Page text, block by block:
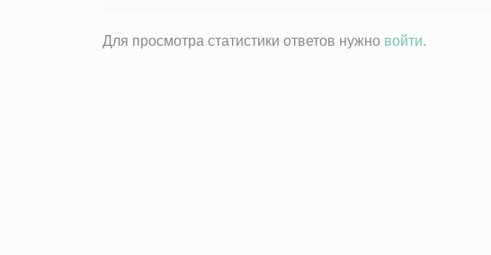
Для просмотра статистики ответов нужно войти.